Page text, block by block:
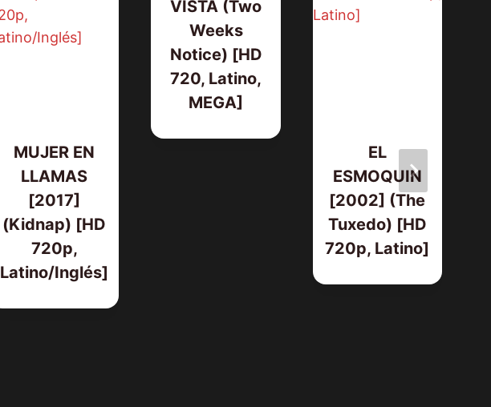
MUJER EN
LLAMAS
[2017]
(Kidnap) [HD
720p,
Latino/Inglés]
VISTA (Two
Weeks
Notice) [HD
720, Latino,
MEGA]
EL
ESMOQUIN
[2002] (The
Tuxedo) [HD
720p, Latino]